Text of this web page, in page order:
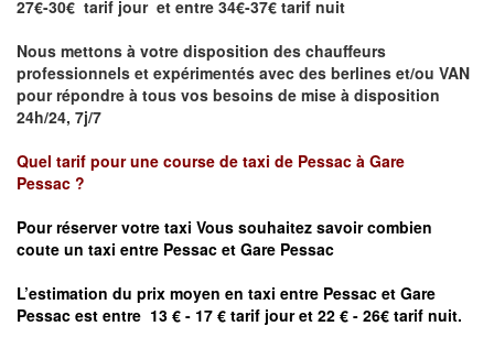
27€-30€ tarif jour et entre 34€-37€ tarif nuit
Nous mettons à votre disposition des chauffeurs
professionnels et expérimentés avec des berlines et/ou VAN
pour répondre à tous vos besoins de mise à disposition
24h/24, 7j/7
Quel tarif pour une course de taxi de Pessac à Gare
Pessac ?
Pour réserver votre taxi Vous souhaitez savoircombien
coute un taxi entre Pessac et Gare Pessac
L’estimation du prix moyen en taxi entre Pessac et Gare
Pessac est entre 13 € - 17 € tarif jour et 22 € - 26€ tarif nuit.